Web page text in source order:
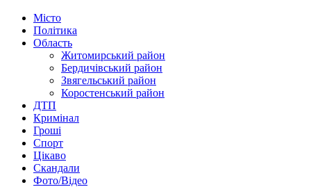
Місто
Політика
Область
Житомирський район
Бердичівський район
Звягельський район
Коростенський район
ДТП
Кримінал
Гроші
Спорт
Цікаво
Скандали
Фото/Відео